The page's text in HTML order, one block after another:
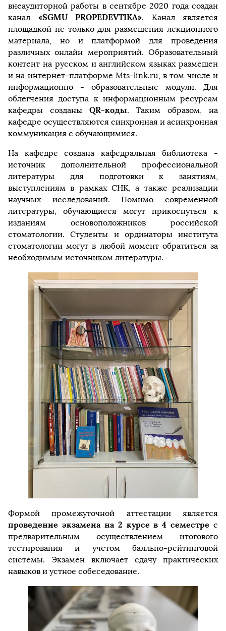
внеаудиторной работы в сентябре 2020 года создан
канал «SGMU PROPEDEVTIKA». Канал является
площадкой не только для размещения лекционного
материала, но и платформой для проведения
различных онлайн мероприятий. Образовательный
контент на русском и английском языках размещен
и на интернет-платформе Мts-link.ru, в том числе и
информационно - образовательные модули. Для
облегчения доступа к информационным ресурсам
кафедры созданы QR-коды. Таким образом, на
кафедре осуществляются синхронная и асинхронная
коммуникация с обучающимися.
На кафедре создана кафедральная библиотека -
источник дополнительной профессиональной
литературы для подготовки к занятиям,
выступлениям в рамках СНК, а также реализации
научных исследований. Помимо современной
литературы, обучающиеся могут прикоснуться к
изданиям основоположников российской
стоматологии. Студенты и ординаторы института
стоматологии могут в любой момент обратиться за
необходимым источником литературы.
Формой промежуточной аттестации является
проведение экзамена на 2 курсе в 4 семестре с
предварительным осуществлением итогового
тестирования и учетом балльно-рейтинговой
системы. Экзамен включает сдачу практических
навыков и устное собеседование.